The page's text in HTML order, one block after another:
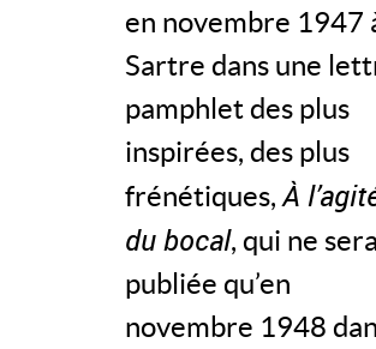
en novembre 1947
Sartre dans une
pamphlet des plus
inspirées, des plus
frénétiques, À
du bocal, qui ne sera
publiée qu’en
novembre 1948